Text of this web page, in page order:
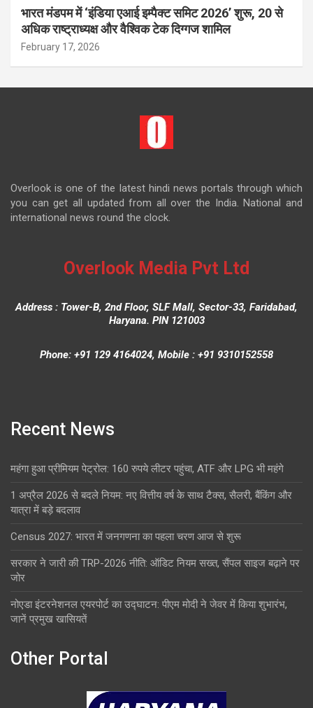
भारत मंडपम में ‘इंडिया एआई इम्पैक्ट समिट 2026’ शुरू, 20 से
अधिक राष्ट्राध्यक्ष और वैश्विक टेक दिग्गज शामिल
February 17, 2026
Overlook is one of the latest hindi news portals through which
you can get all updated from all over the India. National and
international news round the clock.
Overlook Media Pvt Ltd
Address : Tower-B, 2nd Floor, SLF Mall, Sector-33, Faridabad,
Haryana. PIN 121003
Phone: +91 129 4164024, Mobile : +91 9310152558
Recent News
महंगा हुआ प्रीमियम पेट्रोल: 160 रुपये लीटर पहुंचा, ATF और LPG भी महंगे
1 अप्रैल 2026 से बदले नियम: नए वित्तीय वर्ष के साथ टैक्स, सैलरी, बैंकिंग और
यात्रा में बड़े बदलाव
Census 2027: भारत में जनगणना का पहला चरण आज से शुरू
सरकार ने जारी की TRP-2026 नीति: ऑडिट नियम सख्त, सैंपल साइज बढ़ाने पर
जोर
नोएडा इंटरनेशनल एयरपोर्ट का उद्घाटन: पीएम मोदी ने जेवर में किया शुभारंभ,
जानें प्रमुख खासियतें
Other Portal